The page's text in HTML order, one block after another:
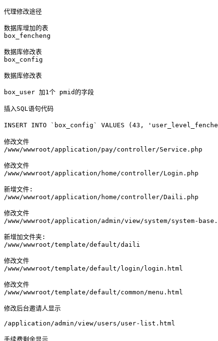
代理修改途径
数据库增加的表
box_fencheng
数据库修改表
box_config
数据库修改表
box_user 加1个 pmid的字段
插入SQL语句代码
INSERT INTO `box_config` VALUES (43,
修改文件
/www/wwwroot/application/pay/controller/Service.php
修改文件
/www/wwwroot/application/home/controller/Login.php
新增文件:
/www/wwwroot/application/home/controller/Daili.php
修改文件
/www/wwwroot/application/admin/view/system/system-
新增加文件夹:
/www/wwwroot/template/default/daili
修改文件
/www/wwwroot/template/default/login/login.html
修改文件
/www/wwwroot/template/default/common/menu.html
修改后台邀请人显示
/application/admin/view/users/user-list.html
手续费剩余显示